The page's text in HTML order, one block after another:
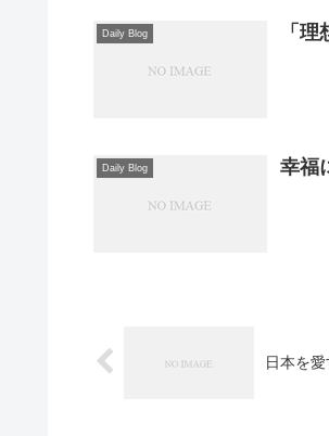
Daily Blog 「
Daily Blog 幸福
日本を